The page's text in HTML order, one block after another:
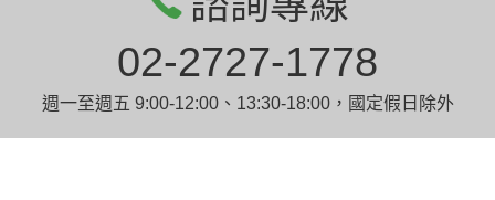
02-2727-1778
週一至週五 9:00-12:00、13:30-18:00，國定假日除外